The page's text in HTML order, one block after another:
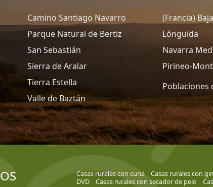
Camino Santiago Navarro
Parque Natural de Bertiz
San Sebastián
Sierra de Aralar
Tierra Estella
Valle de Baztán
(Francia)
Lónguida
Navarra
Pirineo-
Poblaciones
Casas rurales con cuna Casas rurales con
DVD
Casas rurales con secador de pelo